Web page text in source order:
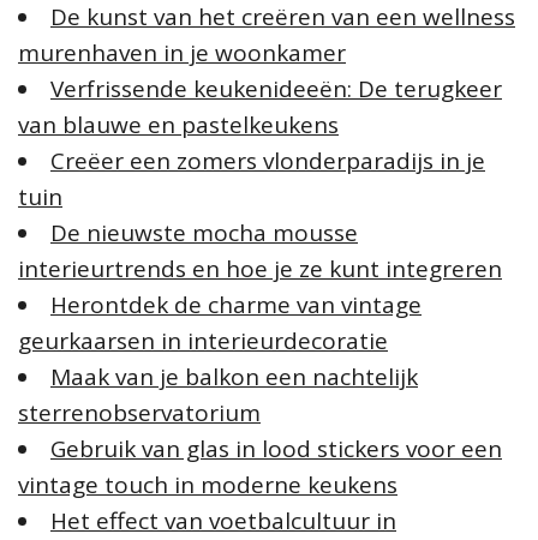
De kunst van het creëren van een wellness
murenhaven in je woonkamer
Verfrissende keukenideeën: De terugkeer
van blauwe en pastelkeukens
Creëer een zomers vlonderparadijs in je
tuin
De nieuwste mocha mousse
interieurtrends en hoe je ze kunt integreren
Herontdek de charme van vintage
geurkaarsen in interieurdecoratie
Maak van je balkon een nachtelijk
sterrenobservatorium
Gebruik van glas in lood stickers voor een
vintage touch in moderne keukens
Het effect van voetbalcultuur in